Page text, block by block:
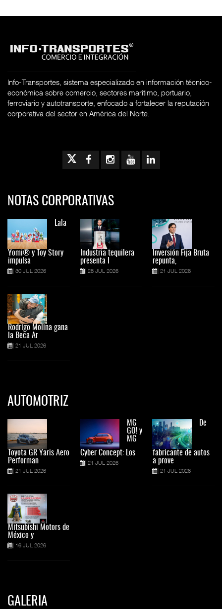
Info-Transportes, sistema especializado en información técnico-
económica sobre comercio, sectores marítimo, portuario,
ferroviario y autotransporte, enfocado a fortalecer la reputación
corporativa del sector en América del Norte.
NOTAS CORPORATIVAS
Lala
Yomi® y Toy Story
impulsa
30 JUL 2026
Rodrigo Molina gana
la Beca Ar
21 JUL 2026
Industria tequilera
presenta l
28 JUL 2026
Inversión Fija Bruta
repunta,
21 JUL 2026
AUTOMOTRIZ
Toyota GR Yaris Aero
Performan
21 JUL 2026
Mitsubishi Motors de
México y
16 JUL 2026
MG
GO! y
MG
Cyber Concept: Los
21 JUL 2026
De
fabricante de autos
a prove
21 JUL 2026
GALERIA